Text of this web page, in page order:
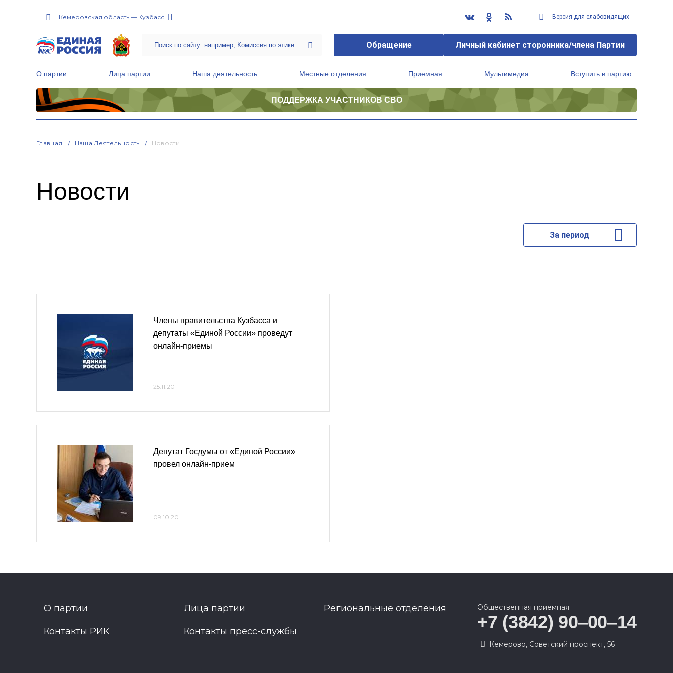
Кемеровская область — Кузбасс Версия для слабовидящих
Обращение Личный кабинет сторонника/члена Партии
О партии Лица партии Наша деятельность Местные отделения Приемная Мультимедиа Вступить в партию
ПОДДЕРЖКА УЧАСТНИКОВ СВО
Главная Наша Деятельность Новости
Новости
За период
Члены правительства Кузбасса и
депутаты «Единой России» проведут
онлайн-приемы
25.11.20
Депутат Госдумы от «Единой России»
провел онлайн-прием
09.10.20
О партии Лица партии Региональные отделения
Контакты РИК Контакты пресс-службы
Общественная приемная
+7 (3842) 90‒00‒14
​Кемерово, Советский проспект, 56